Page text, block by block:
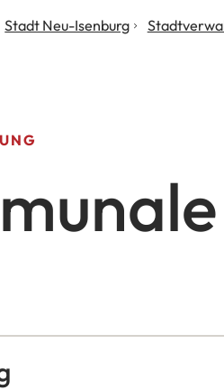
Stadt Neu-Isenburg